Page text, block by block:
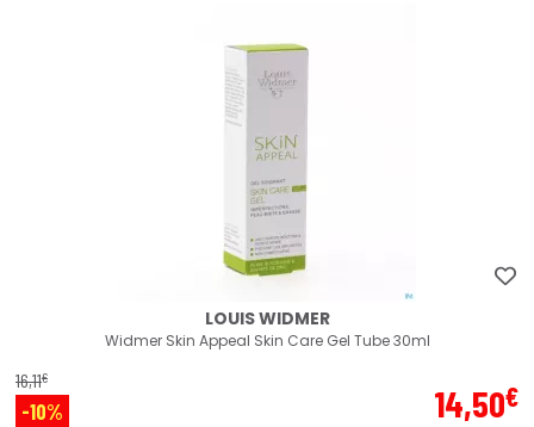
LOUIS WIDMER
Widmer Skin Appeal Skin Care Gel Tube 30ml
16,11€
-10% 14,50€